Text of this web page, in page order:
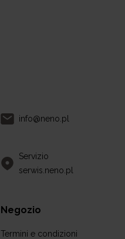
info@neno.pl
Servizio
serwis.neno.pl
Negozio
Termini e condizioni